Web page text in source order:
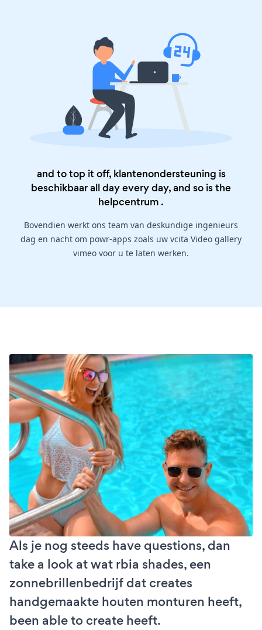
and to top it off, klantenondersteuning is
beschikbaar all day every day, and so is the
helpcentrum .
Bovendien werkt ons team van deskundige ingenieurs
dag en nacht om powr-apps zoals uw vcita Video gallery
vimeo voor u te laten werken.
Als je nog steeds have questions, dan
take a look at wat rbia shades, een
zonnebrillenbedrijf dat creates
handgemaakte houten monturen heeft,
been able to create heeft.